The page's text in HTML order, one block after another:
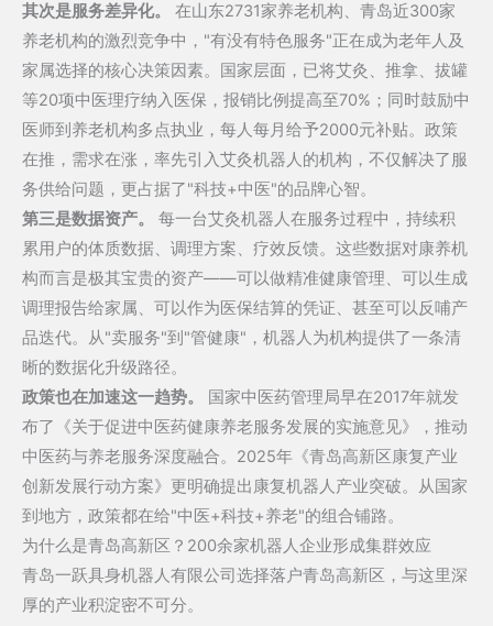
其次是服务差异化。
在山东2731家养老机构、青岛近300家
养老机构的激烈竞争中，"有没有特色服务"正在成为老年人及
家属选择的核心决策因素。国家层面，已将艾灸、推拿、拔罐
等20项中医理疗纳入医保，报销比例提高至70%；同时鼓励中
医师到养老机构多点执业，每人每月给予2000元补贴。政策
在推，需求在涨，率先引入艾灸机器人的机构，不仅解决了服
务供给问题，更占据了"科技+中医"的品牌心智。
第三是数据资产。
每一台艾灸机器人在服务过程中，持续积
累用户的体质数据、调理方案、疗效反馈。这些数据对康养机
构而言是极其宝贵的资产——可以做精准健康管理、可以生成
调理报告给家属、可以作为医保结算的凭证、甚至可以反哺产
品迭代。从"卖服务"到"管健康"，机器人为机构提供了一条清
晰的数据化升级路径。
政策也在加速这一趋势。
国家中医药管理局早在2017年就发
布了《关于促进中医药健康养老服务发展的实施意见》，推动
中医药与养老服务深度融合。2025年《青岛高新区康复产业
创新发展行动方案》更明确提出康复机器人产业突破。从国家
到地方，政策都在给"中医+科技+养老"的组合铺路。
为什么是青岛高新区？200余家机器人企业形成集群效应
青岛一跃具身机器人有限公司选择落户青岛高新区，与这里深
厚的产业积淀密不可分。